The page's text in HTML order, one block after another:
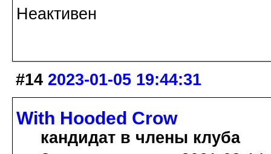
Неактивен
#14 2023-01-05 19:44:31
With Hooded Crow
кандидат в члены клуба